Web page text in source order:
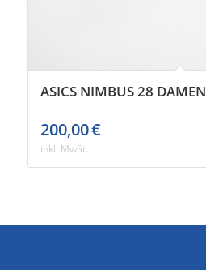
ASICS NIMBUS 28 DAMEN
200,00€
inkl. MwSt.